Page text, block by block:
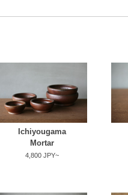
Ichiyougama
Mortar
4,800 JPY~